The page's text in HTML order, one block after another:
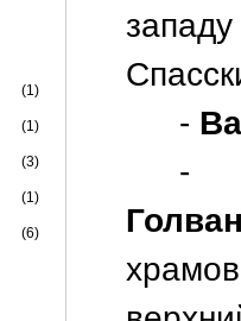
(1)
(1)
(3)
(1)
(6)
-